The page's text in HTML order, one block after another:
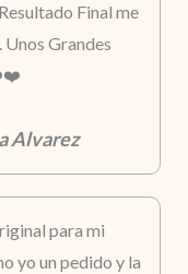
Final me
Grandes
Alvarez
para mi
yo un pedido y la